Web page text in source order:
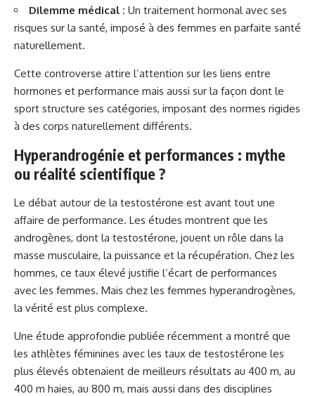
Dilemme médical : Un traitement hormonal avec ses
risques sur la santé, imposé à des femmes en parfaite santé
naturellement.
Cette controverse attire l’attention sur les liens entre
hormones et performance mais aussi sur la façon dont le
sport structure ses catégories, imposant des normes rigides
à des corps naturellement différents.
Hyperandrogénie et performances : mythe
ou réalité scientifique ?
Le débat autour de la testostérone est avant tout une
affaire de performance. Les études montrent que les
androgènes, dont la testostérone, jouent un rôle dans la
masse musculaire, la puissance et la récupération. Chez les
hommes, ce taux élevé justifie l’écart de performances
avec les femmes. Mais chez les femmes hyperandrogènes,
la vérité est plus complexe.
Une étude approfondie publiée récemment a montré que
les athlètes féminines avec les taux de testostérone les
plus élevés obtenaient de meilleurs résultats au 400 m, au
400 m haies, au 800 m, mais aussi dans des disciplines